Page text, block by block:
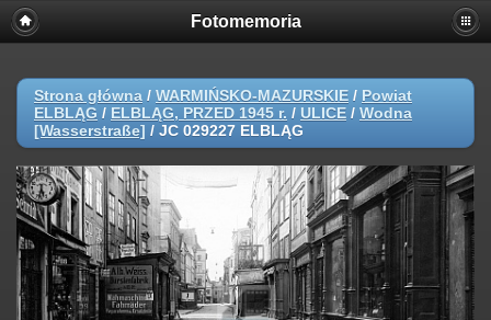
Fotomemoria
Strona główna / WARMIŃSKO-MAZURSKIE / Powiat
ELBLĄG / ELBLĄG, PRZED 1945 r. / ULICE / Wodna
[Wasserstraße] / JC 029227 ELBLĄG